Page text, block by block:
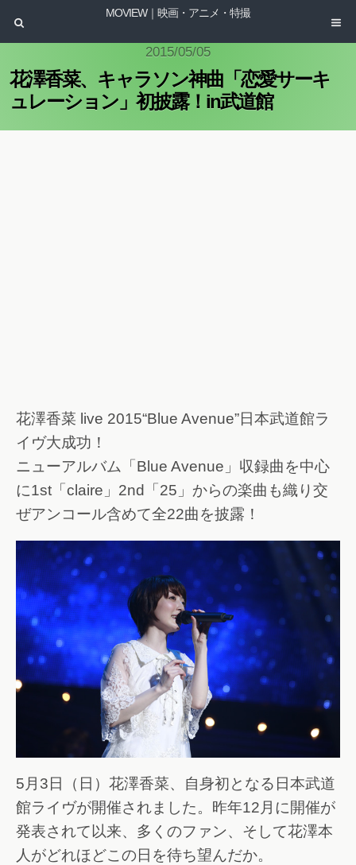
MOVIEW｜映画・アニメ・特撮
2015/05/05
花澤香菜、キャラソン神曲「恋愛サーキ
ュレーション」初披露！in武道館
花澤香菜 live 2015“Blue Avenue”日本武道館ラ
イヴ大成功！
ニューアルバム「Blue Avenue」収録曲を中心
に1st「claire」2nd「25」からの楽曲も織り交
ぜアンコール含めて全22曲を披露！
5月3日（日）花澤香菜、自身初となる日本武道
館ライヴが開催されました。昨年12月に開催が
発表されて以来、多くのファン、そして花澤本
人がどれほどこの日を待ち望んだか。